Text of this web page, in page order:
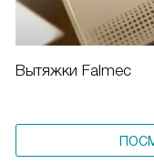
Вытяжки Falmec